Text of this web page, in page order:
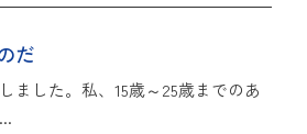
だ
ました。私、15歳～25歳までのあ